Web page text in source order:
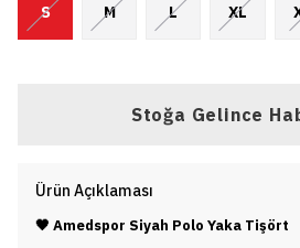
S M L XL
Stoğa Gelince
Ürün Açıklaması
🖤 Amedspor Siyah Polo Yaka Tişört